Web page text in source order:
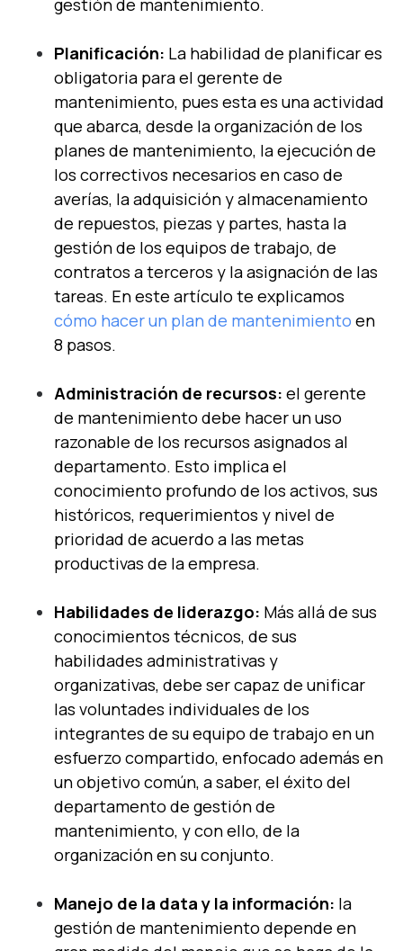
gestión de mantenimiento.
Planificación: La habilidad de planificar es
obligatoria para el gerente de
mantenimiento, pues esta es una actividad
que abarca, desde la organización de los
planes de mantenimiento, la ejecución de
los correctivos necesarios en caso de
averías, la adquisición y almacenamiento
de repuestos, piezas y partes, hasta la
gestión de los equipos de trabajo, de
contratos a terceros y la asignación de las
tareas. En este artículo te explicamos
cómo hacer un plan de mantenimiento en
8 pasos.
Administración de recursos: el gerente
de mantenimiento debe hacer un uso
razonable de los recursos asignados al
departamento. Esto implica el
conocimiento profundo de los activos, sus
históricos, requerimientos y nivel de
prioridad de acuerdo a las metas
productivas de la empresa.
Habilidades de liderazgo: Más allá de sus
conocimientos técnicos, de sus
habilidades administrativas y
organizativas, debe ser capaz de unificar
las voluntades individuales de los
integrantes de su equipo de trabajo en un
esfuerzo compartido, enfocado además en
un objetivo común, a saber, el éxito del
departamento de gestión de
mantenimiento, y con ello, de la
organización en su conjunto.
Manejo de la data y la información: la
gestión de mantenimiento depende en